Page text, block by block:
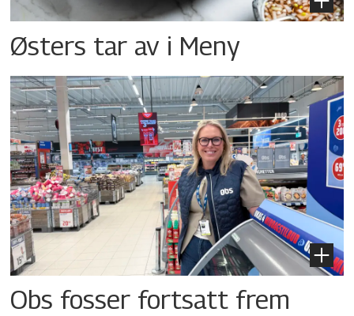
Østers tar av i Meny
Obs fosser fortsatt frem